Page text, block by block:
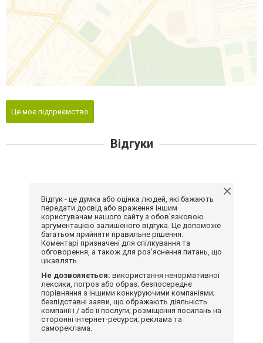
Це моє підприємство
Відгуки
Відгук - це думка або оцінка людей, які бажають
передати досвід або враження іншим
користувачам нашого сайту з обов'язковою
аргументацією залишеного відгука. Це допоможе
багатьом прийняти правильне рішення.
Коментарі призначені для спілкування та
обговорення, а також для роз'яснення питань, що
цікавлять.
Не дозволяється: використання ненормативної
лексики, погроз або образ; безпосереднє
порівняння з іншими конкуруючими компаніями;
безпідставні заяви, що ображають діяльність
компанії і / або її послуги; розміщення посилань на
сторонні інтернет-ресурси; реклама та
самореклама.